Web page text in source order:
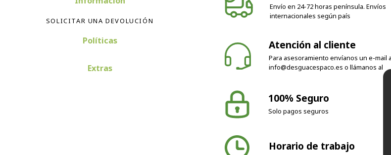
SOLICITAR UNA DEVOLUCIÓN
Políticas
Para asesoramiento envíanos un e-mail a
info@desguacespaco.es o llámanos al
Solo pagos seguros